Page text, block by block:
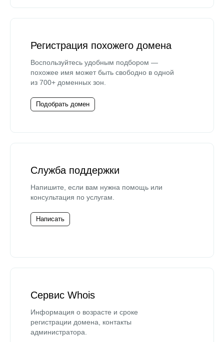
Регистрация похожего домена
Воспользуйтесь удобным подбором —
похожее имя может быть свободно в одной
из 700+ доменных зон.
Подобрать домен
Служба поддержки
Напишите, если вам нужна помощь или
консультация по услугам.
Написать
Сервис Whois
Информация о возрасте и сроке
регистрации домена, контакты
администратора.